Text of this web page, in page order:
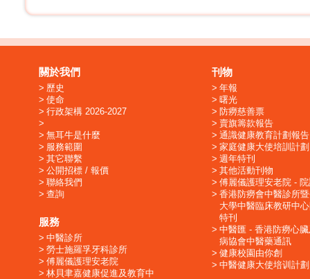
關於我們
歷史
使命
行政架構 2026-2027
無耳牛是什麼
服務範圍
其它聯繫
公開招標 / 報價
聯絡我們
查詢
服務
中醫診所
勞士施羅孚牙科診所
傅麗儀護理安老院
林貝聿嘉健康促進及教育中
刊物
年報
曙光
防癆慈善票
賣旗籌款報告
通識健康教育計劃報告
家庭健康大使培訓計劃
週年特刊
其他活動刊物
傅麗儀護理安老院 -
香港防癆會中醫診所
大學中醫臨床教研中
特刊
中醫匯 - 香港防癆心
病協會中醫藥通訊
健康校園由你創
中醫健康大使培训計劃